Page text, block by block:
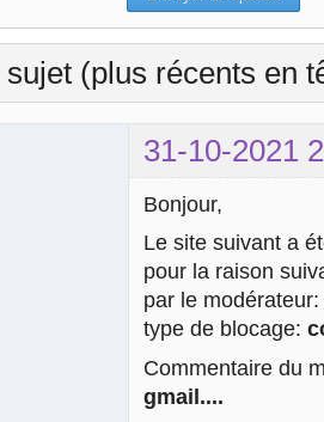
(plus récents en
31-10-2021
Bonjour,
Le site suivant a
pour la raison
par le modérateur:
type de blocage:
Commentaire du
gmail....